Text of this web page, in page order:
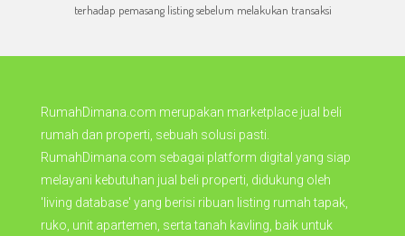
terhadap pemasang listing sebelum melakukan transaksi
RumahDimana.com merupakan marketplace jual beli
rumah dan properti, sebuah solusi pasti.
RumahDimana.com sebagai platform digital yang siap
melayani kebutuhan jual beli properti, didukung oleh
'living database' yang berisi ribuan listing rumah tapak,
ruko, unit apartemen, serta tanah kavling, baik untuk